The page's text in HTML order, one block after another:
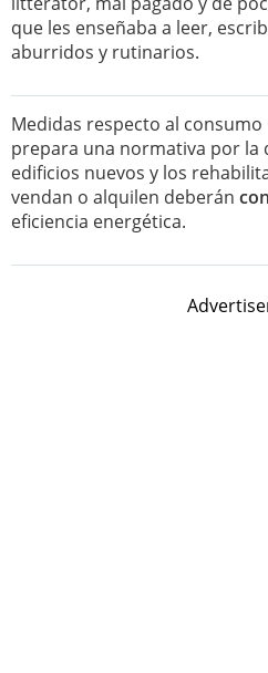
que les enseñaba a leer,
aburridos y rutinarios.
Medidas respecto al consumo
prepara una normativa por la
edificios nuevos y los
vendan o alquilen deberán
eficiencia energética.